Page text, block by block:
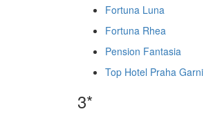
Fortuna Luna
Fortuna Rhea
Pension Fantasia
Top Hotel Praha Garni
3*